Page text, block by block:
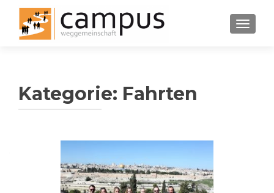
Kategorie: Fahrten
Beitragsnavigation